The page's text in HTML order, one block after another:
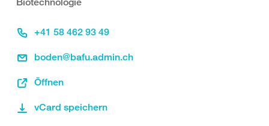
+41 58 462 93 49
boden@bafu.admin.ch
Öffnen
vCard speichern